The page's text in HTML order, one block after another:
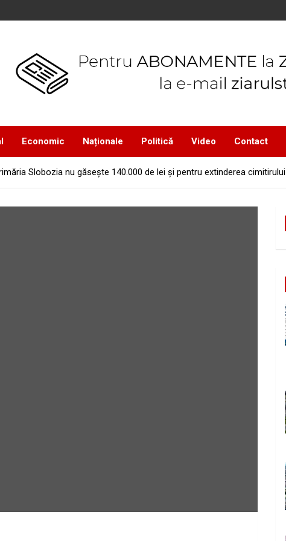
Economic Naționale Politică Video Contact
Slobozia nu găseşte 140.000 de lei şi pentru extinderea cimitirului